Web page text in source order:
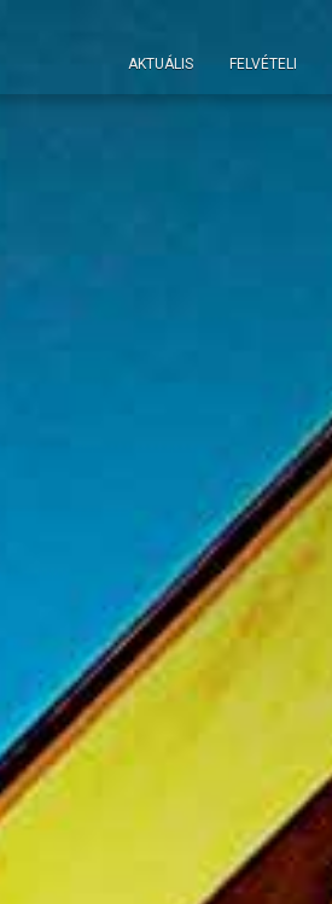
AKTUÁLIS FELVÉTELI